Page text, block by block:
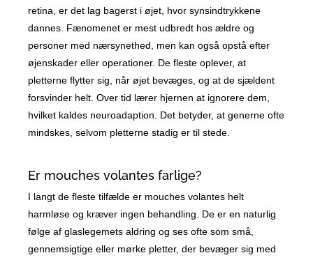
retina, er det lag bagerst i øjet, hvor synsindtrykkene
dannes. Fænomenet er mest udbredt hos ældre og
personer med nærsynethed, men kan også opstå efter
øjenskader eller operationer. De fleste oplever, at
pletterne flytter sig, når øjet bevæges, og at de sjældent
forsvinder helt. Over tid lærer hjernen at ignorere dem,
hvilket kaldes neuroadaption. Det betyder, at generne ofte
mindskes, selvom pletterne stadig er til stede.
Er mouches volantes farlige?
I langt de fleste tilfælde er mouches volantes helt
harmløse og kræver ingen behandling. De er en naturlig
følge af glaslegemets aldring og ses ofte som små,
gennemsigtige eller mørke pletter, der bevæger sig med